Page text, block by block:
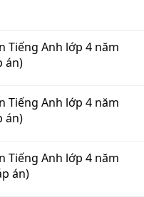
Tiếng Anh lớp 4 năm
án)
Tiếng Anh lớp 4 năm
án)
Tiếng Anh lớp 4 năm
án)